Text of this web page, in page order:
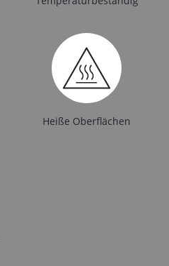
Heiße Oberflächen